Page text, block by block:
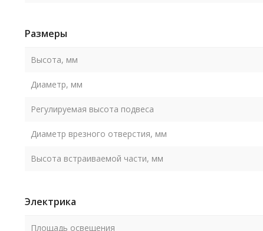
Размеры
Высота, мм
Диаметр, мм
Регулируемая высота подвеса
Диаметр врезного отверстия, мм
Высота встраиваемой части, мм
Электрика
Площадь освещения